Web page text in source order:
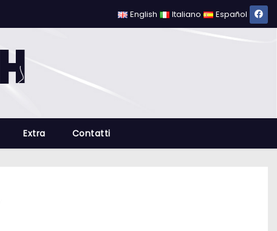
English Italiano Español
Extra Contatti